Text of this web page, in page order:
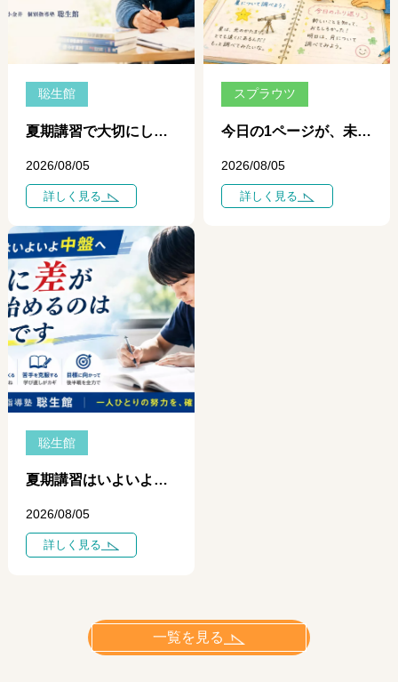
聡生館
夏期講習で大切にしている「一日、一日の学び」 ― 個別指導だからできる、その日のポイントを次の一歩につなげる学習 ―
2026/08/05
詳しく見る
スプラウツ
今日の1ページが、未来を変える ― 自学ノートが育てる、自分で学ぶ力 ―
2026/08/05
詳しく見る
聡生館
夏期講習はいよいよ中盤へ ― 学力に差がつき始めるのは「今」です ―
2026/08/05
詳しく見る
一覧を見る